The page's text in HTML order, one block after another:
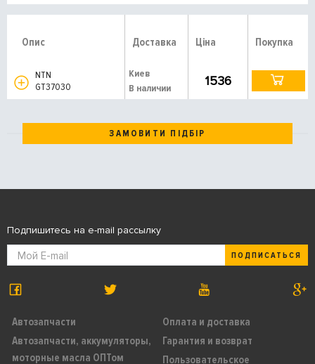
Опис Доставка Ціна Покупка
NTN
GT37030
Киев
В наличии
1536
ЗАМОВИТИ ПІДБІР
Автозапчасти
Автозапчасти, аккумуляторы,
моторные масла ОПТом
Оплата и доставка
Гарантия и возврат
Пользовательское
Подпишитесь на e-mail рассылку
ПОДПИСАТЬСЯ